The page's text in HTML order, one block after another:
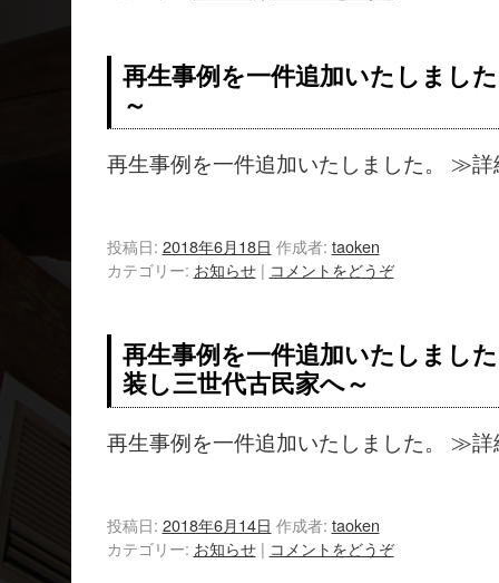
再生事例を一件追加いたしまし
～
再生事例を一件追加いたしました。 ≫詳
投稿日: 2018年6月18日 作成者: taoken
カテゴリー: お知らせ | コメントをどうぞ
再生事例を一件追加いたしまし
装し三世代古民家へ～
再生事例を一件追加いたしました。 ≫詳
投稿日: 2018年6月14日 作成者: taoken
カテゴリー: お知らせ | コメントをどうぞ